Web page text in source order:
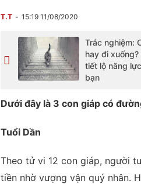
T.T 15:19 11/08/2020
Trắc nghiệm:
hay đi
tiết lộ năng
bạn
Dưới đây là 3 con giáp có
Tuổi Dần
Theo tử vi 12 con giáp, người
tiền nhờ vượng vận quý nhân.